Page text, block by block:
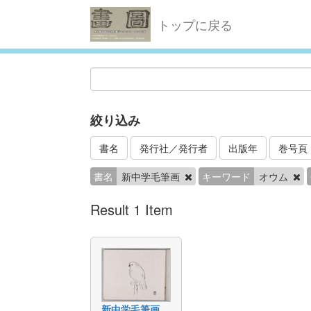
トップに戻る
絞り込み
書名 発行社／発行者 出版年 巻号頁
書名 新中学毛筆画 キーワード オウム
Result 1 Item